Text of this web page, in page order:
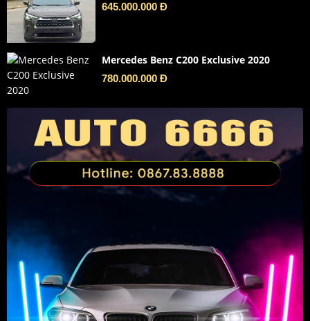
645.000.000 Đ
Mercedes Benz C200 Exclusive 2020
780.000.000 Đ